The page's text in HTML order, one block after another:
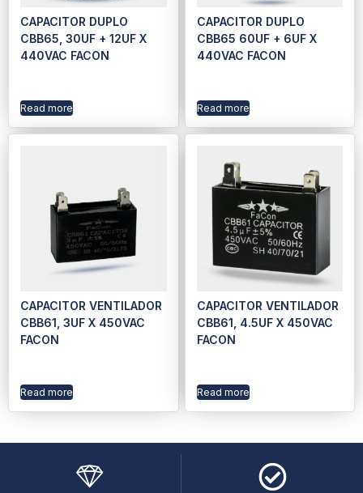
CAPACITOR DUPLO
CBB65, 30UF + 12UF X
440VAC FACON
Read more
CAPACITOR DUPLO
CBB65 60UF + 6UF X
440VAC FACON
Read more
CAPACITOR VENTILADOR
CBB61, 3UF X 450VAC
FACON
Read more
CAPACITOR VENTILADOR
CBB61, 4.5UF X 450VAC
FACON
Read more